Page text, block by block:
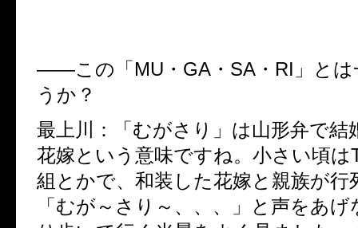
――この「 MU ・ GA ・ SA ・ RI 」と
うか？
最上川：「むがさり」は山形弁で結
花嫁という意味ですね。小さい頃は
組とかで、和装した花嫁と親族が行
「むが～さり～、、、」と声をあ